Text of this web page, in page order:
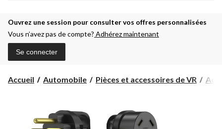
Ouvrez une session pour consulter vos offres personnalisées
Vous n’avez pas de compte? Adhérez maintenant
Se connecter
Accueil Automobile Pièces et accessoires de VR